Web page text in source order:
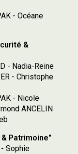
- Océane
&
- Nadia-Reine
- Christophe
- Nicole
ANCELIN
Patrimoine"
Sophie